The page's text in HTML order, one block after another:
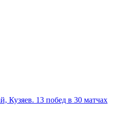
Кузяев. 13 побед в 30 матчах